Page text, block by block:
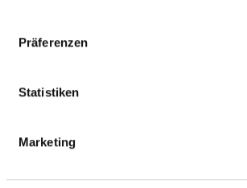
Präferenzen
Statistiken
Marketing
Anzahl Betten: 339
Vollstationäre Fallzahl: 3.462
Teilstationäre Fallzahl: 185